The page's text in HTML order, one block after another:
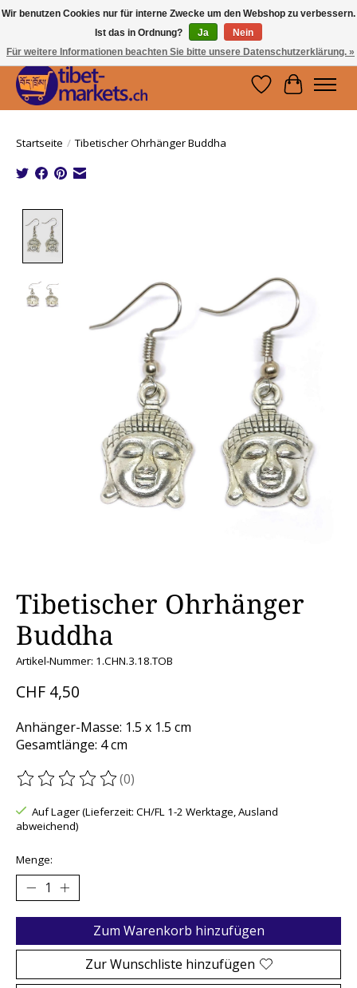
Handwerkskunst vom Dach der Welt.
Holen Sie sich ein Stück Tibet.
Wunschzettel
Ihr
Startseite / Tibetischer Ohrhänger Buddha
Tibetischer Ohrhänger
Buddha
Artikel-Nummer: 1.CHN.3.18.TOB
CHF 4,50
Anhänger-Masse: 1.5 x 1.5 cm
Gesamtlänge: 4 cm
Die Bewertung dieses Produkts ist
(0)
Auf Lager (Lieferzeit: CH/FL 1-2 Werktage, Ausland
abweichend)
Menge:
Zum Warenkorb hinzufügen
Zur Wunschliste hinzufügen
Wir benutzen Cookies nur für interne Zwecke um den Webshop zu verbessern.
Ist das in Ordnung?
Ja
Nein
Für weitere Informationen beachten Sie bitte unsere Datenschutzerklärung. »